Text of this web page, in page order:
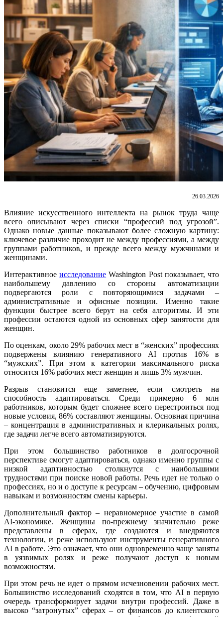
26.03.2026
Влияние искусственного интеллекта на рынок труда чаще
всего описывают через списки “профессий под угрозой”.
Однако новые данные показывают более сложную картину:
ключевое различие проходит не между профессиями, а между
группами работников, и прежде всего между мужчинами и
женщинами.
Интерактивноеисследование Washington Post показывает, что
наибольшему давлению со стороны автоматизации
подвергаются роли с повторяющимися задачами –
административные и офисные позиции. Именно такие
функции быстрее всего берут на себя алгоритмы. И эти
профессии остаются одной из основных сфер занятости для
женщин.
По оценкам, около 29% рабочих мест в “женских” профессиях
подвержены влиянию генеративного AI против 16% в
“мужских”. При этом к категории максимального риска
относится 16% рабочих мест женщин и лишь 3% мужчин.
Разрыв становится еще заметнее, если смотреть на
способность адаптироваться. Среди примерно 6 млн
работников, которым будет сложнее всего перестроиться под
новые условия, 86% составляют женщины. Основная причина
– концентрация в административных и клерикальных ролях,
где задачи легче всего автоматизируются.
При этом большинство работников в долгосрочной
перспективе смогут адаптироваться, однако именно группы с
низкой адаптивностью столкнутся с наибольшими
трудностями при поиске новой работы. Речь идет не только о
профессиях, но и о доступе к ресурсам – обучению, цифровым
навыкам и возможностям смены карьеры.
Дополнительный фактор – неравномерное участие в самой
AI-экономике. Женщины по-прежнему значительно реже
представлены в сферах, где создаются и внедряются
технологии, и реже используют инструменты генеративного
AI в работе. Это означает, что они одновременно чаще заняты
в уязвимых ролях и реже получают доступ к новым
возможностям.
При этом речь не идет о прямом исчезновении рабочих мест.
Большинство исследований сходятся в том, что AI в первую
очередь трансформирует задачи внутри профессий. Даже в
высоко “затронутых” сферах – от финансов до клиентского